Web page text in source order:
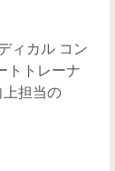
ィカル コン
トトレーナ
上担当の